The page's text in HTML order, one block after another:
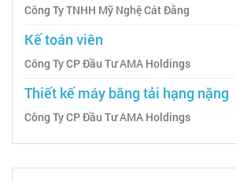
Công Ty TNHH Mỹ Nghệ Cát Đằng
Kế toán viên
Công Ty CP Đầu Tư AMA Holdings
Thiết kế máy băng tải hạng nặng
Công Ty CP Đầu Tư AMA Holdings